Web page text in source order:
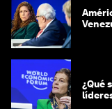
¿Qué